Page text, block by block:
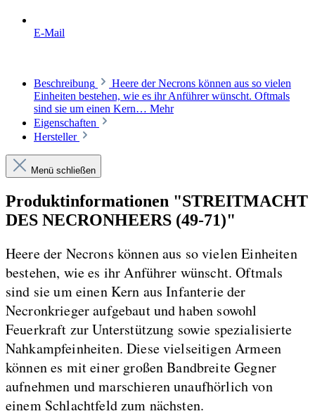
E-Mail
Beschreibung
Heere der Necrons können aus so vielen
Einheiten bestehen, wie es ihr Anführer wünscht. Oftmals
sind sie um einen Kern… Mehr
Eigenschaften
Hersteller
Menü schließen
Produktinformationen "STREITMACHT
DES NECRONHEERS (49-71)"
Heere der Necrons können aus so vielen Einheiten
bestehen, wie es ihr Anführer wünscht. Oftmals
sind sie um einen Kern aus Infanterie der
Necronkrieger aufgebaut und haben sowohl
Feuerkraft zur Unterstützung sowie spezialisierte
Nahkampfeinheiten. Diese vielseitigen Armeen
können es mit einer großen Bandbreite Gegner
aufnehmen und marschieren unaufhörlich von
einem Schlachtfeld zum nächsten.